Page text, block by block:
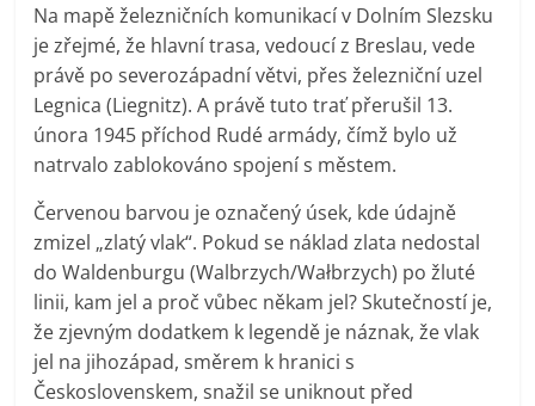
Na mapě železničních komunikací v Dolním Slezsku
je zřejmé, že hlavní trasa, vedoucí z Breslau, vede
právě po severozápadní větvi, přes železniční uzel
Legnica (Liegnitz). A právě tuto trať přerušil 13.
února 1945 příchod Rudé armády, čímž bylo už
natrvalo zablokováno spojení s městem.
Červenou barvou je označený úsek, kde údajně
zmizel „zlatý vlak“. Pokud se náklad zlata nedostal
do Waldenburgu (Walbrzych/Wałbrzych) po žluté
linii, kam jel a proč vůbec někam jel? Skutečností je,
že zjevným dodatkem k legendě je náznak, že vlak
jel na jihozápad, směrem k hranici s
Československem, snažil se uniknout před